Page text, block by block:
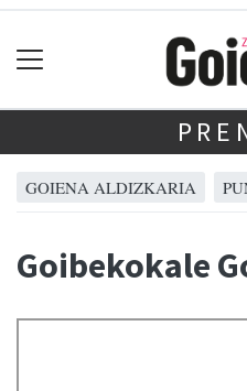
GOIENA ALDIZKARIA
Goibekokale